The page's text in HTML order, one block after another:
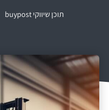
תוכן שיווקי buypost